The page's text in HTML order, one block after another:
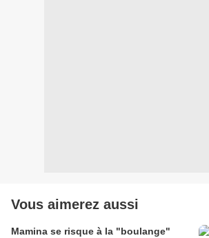
Vous aimerez aussi
Mamina se risque à la "boulange"